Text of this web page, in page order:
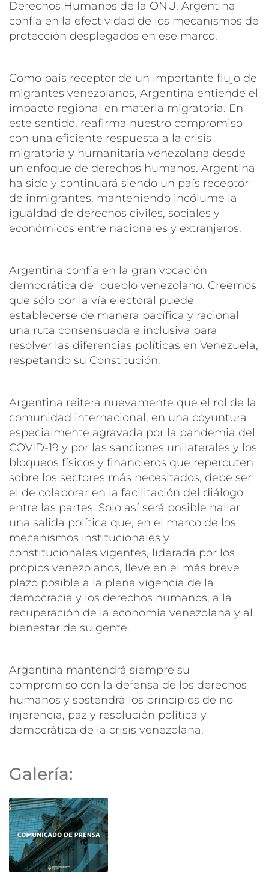
Derechos Humanos de la ONU. Argentina
confía en la efectividad de los mecanismos de
protección desplegados en ese marco.
Como país receptor de un importante flujo de
migrantes venezolanos, Argentina entiende el
impacto regional en materia migratoria. En
este sentido, reafirma nuestro compromiso
con una eficiente respuesta a la crisis
migratoria y humanitaria venezolana desde
un enfoque de derechos humanos. Argentina
ha sido y continuará siendo un país receptor
de inmigrantes, manteniendo incólume la
igualdad de derechos civiles, sociales y
económicos entre nacionales y extranjeros.
Argentina confía en la gran vocación
democrática del pueblo venezolano. Creemos
que sólo por la vía electoral puede
establecerse de manera pacífica y racional
una ruta consensuada e inclusiva para
resolver las diferencias políticas en Venezuela,
respetando su Constitución.
Argentina reitera nuevamente que el rol de la
comunidad internacional, en una coyuntura
especialmente agravada por la pandemia del
COVID-19 y por las sanciones unilaterales y los
bloqueos físicos y financieros que repercuten
sobre los sectores más necesitados, debe ser
el de colaborar en la facilitación del diálogo
entre las partes. Solo así será posible hallar
una salida política que, en el marco de los
mecanismos institucionales y
constitucionales vigentes, liderada por los
propios venezolanos, lleve en el más breve
plazo posible a la plena vigencia de la
democracia y los derechos humanos, a la
recuperación de la economía venezolana y al
bienestar de su gente.
Argentina mantendrá siempre su
compromiso con la defensa de los derechos
humanos y sostendrá los principios de no
injerencia, paz y resolución política y
democrática de la crisis venezolana.
Galería: